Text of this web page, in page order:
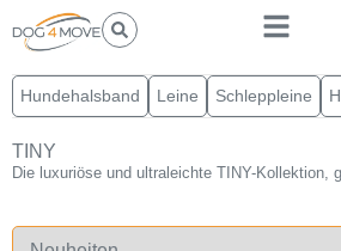
Hundehalsband Leine Schleppleine
TINY
Die luxuriöse und ultraleichte TINY-Kollektion,